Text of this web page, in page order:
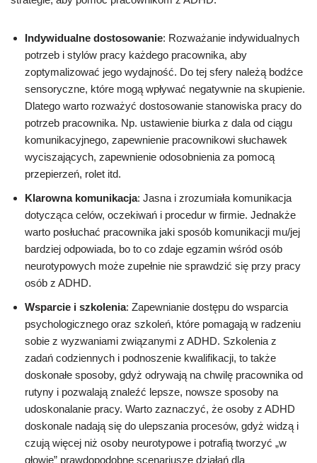
Indywidualne dostosowanie: Rozważanie indywidualnych
potrzeb i stylów pracy każdego pracownika, aby
zoptymalizować jego wydajność. Do tej sfery należą bodźce
sensoryczne, które mogą wpływać negatywnie na skupienie.
Dlatego warto rozważyć dostosowanie stanowiska pracy do
potrzeb pracownika. Np. ustawienie biurka z dala od ciągu
komunikacyjnego, zapewnienie pracownikowi słuchawek
wyciszających, zapewnienie odosobnienia za pomocą
przepierzeń, rolet itd.
Klarowna komunikacja: Jasna i zrozumiała komunikacja
dotycząca celów, oczekiwań i procedur w firmie. Jednakże
warto posłuchać pracownika jaki sposób komunikacji mu/jej
bardziej odpowiada, bo to co zdaje egzamin wśród osób
neurotypowych może zupełnie nie sprawdzić się przy pracy
osób z ADHD.
Wsparcie i szkolenia: Zapewnianie dostępu do wsparcia
psychologicznego oraz szkoleń, które pomagają w radzeniu
sobie z wyzwaniami związanymi z ADHD. Szkolenia z
zadań codziennych i podnoszenie kwalifikacji, to także
doskonałe sposoby, gdyż odrywają na chwilę pracownika od
rutyny i pozwalają znaleźć lepsze, nowsze sposoby na
udoskonalanie pracy. Warto zaznaczyć, że osoby z ADHD
doskonale nadają się do ulepszania procesów, gdyż widzą i
czują więcej niż osoby neurotypowe i potrafią tworzyć „w
głowie” prawdopodobne scenariusze działań dla